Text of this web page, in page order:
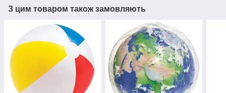
З цим товаром також замовляють